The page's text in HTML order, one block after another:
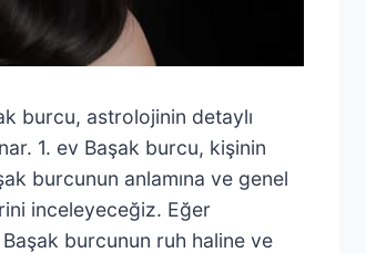
burcu, astrolojinin detaylı
1. ev Başak burcu, kişinin
burcunun anlamına ve genel
inceleyeceğiz. Eğer
burcunun ruh haline ve